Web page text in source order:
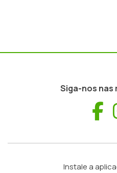
Siga-nos nas
Instale a